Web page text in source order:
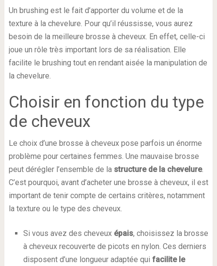
Un brushing est le fait d’apporter du volume et de la
texture à la chevelure. Pour qu’il réussisse, vous aurez
besoin de la meilleure brosse à cheveux. En effet, celle-ci
joue un rôle très important lors de sa réalisation. Elle
facilite le brushing tout en rendant aisée la manipulation de
la chevelure.
Choisir en fonction du type
de cheveux
Le choix d’une brosse à cheveux pose parfois un énorme
problème pour certaines femmes. Une mauvaise brosse
peut dérégler l’ensemble de la structure de la chevelure.
C’est pourquoi, avant d’acheter une brosse à cheveux, il est
important de tenir compte de certains critères, notamment
la texture ou le type des cheveux.
Si vous avez des cheveuxépais, choisissez la brosse
à cheveux recouverte de picots en nylon. Ces derniers
disposent d’une longueur adaptée qui facilite le